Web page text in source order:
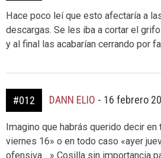
Hace poco leí que esto afectaría a
descargas. Se les iba a cortar el
y al final las acabarían cerrando por
#012 DANN ELIO - 16 febrero
Imagino que habrás querido decir en
viernes 16» o en todo caso «ayer
ofensiva….» Cosilla sin importancia